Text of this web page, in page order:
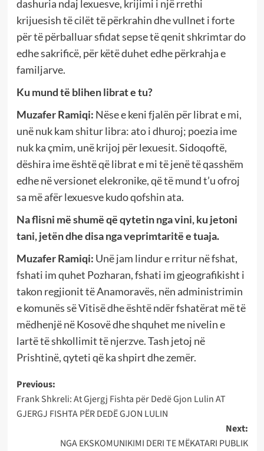
dashuria ndaj lexuesve, krijimi i një rrethi
krijuesish të cilët të përkrahin dhe vullnet i forte
për të përballuar sfidat sepse të qenit shkrimtar do
edhe sakrificë, për këtë duhet edhe përkrahja e
familjarve.
Ku mund të blihen librat e tu?
Muzafer Ramiqi: Nëse e keni fjalën për librat e mi,
unë nuk kam shitur libra: ato i dhuroj; poezia ime
nuk ka çmim, unë krijoj për lexuesit. Sidoqoftë,
dëshira ime është që librat e mi të jenë të qasshëm
edhe në versionet elekronike, që të mund t’u ofroj
sa më afër lexuesve kudo qofshin ata.
Na flisni më shumë që qytetin nga vini, ku jetoni
tani, jetën dhe disa nga veprimtaritë e tuaja.
Muzafer Ramiqi: Unë jam lindur e rritur në fshat,
fshati im quhet Pozharan, fshati im gjeografikisht i
takon regjionit të Anamoravës, nën administrimin
e komunës së Vitisë dhe është ndër fshatërat më të
mëdhenjë në Kosovë dhe shquhet me nivelin e
lartë të shkollimit të njerzve. Tash jetoj në
Prishtinë, qyteti që ka shpirt dhe zemër.
Post
navigation
Previous:
Frank Shkreli: At Gjergj Fishta për Dedë Gjon Lulin AT
GJERGJ FISHTA PËR DEDË GJON LULIN
Next:
NGA EKSKOMUNIKIMI DERI TE MËKATARI PUBLIK